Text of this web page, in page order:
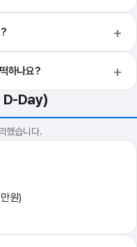
하나요?
D-Day)
했습니다.
원)